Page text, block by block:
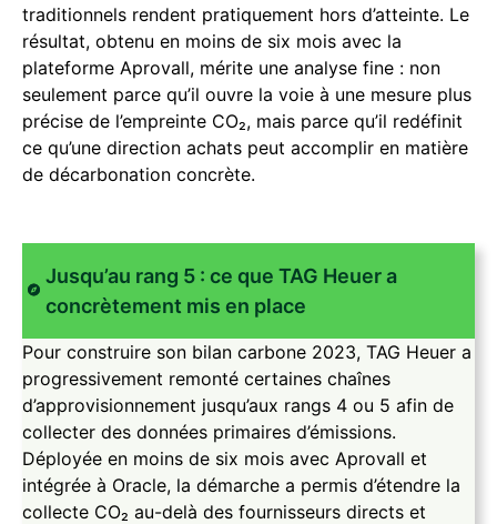
traditionnels rendent pratiquement hors d’atteinte. Le
résultat, obtenu en moins de six mois avec la
plateforme Aprovall, mérite une analyse fine : non
seulement parce qu’il ouvre la voie à une mesure plus
précise de l’empreinte CO₂, mais parce qu’il redéfinit
ce qu’une direction achats peut accomplir en matière
de décarbonation concrète.
Jusqu’au rang 5 : ce que TAG Heuer a
concrètement mis en place
Pour construire son bilan carbone 2023, TAG Heuer a
progressivement remonté certaines chaînes
d’approvisionnement jusqu’aux rangs 4 ou 5 afin de
collecter des données primaires d’émissions.
Déployée en moins de six mois avec Aprovall et
intégrée à Oracle, la démarche a permis d’étendre la
collecte CO₂ au-delà des fournisseurs directs et